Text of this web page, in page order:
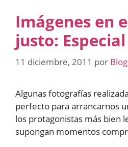
Imágenes en
justo:
11 diciembre, 2011 por
Algunas fotografías
perfecto para arrancarnos
los protagonistas más bien
supongan momentos